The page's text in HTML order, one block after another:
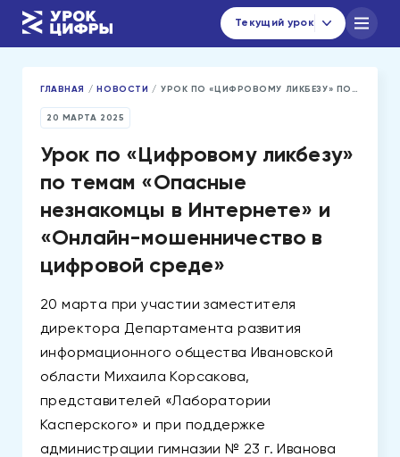
Каталог уроков
Навигатор по материалам
urok@data-economy.ru
Текущий урок
ГЛАВНАЯ / НОВОСТИ / УРОК ПО «ЦИФРОВОМУ ЛИКБЕЗУ» ПО ТЕМАМ «ОПАСНЫЕ НЕЗНАКОМЦЫ В ИНТЕРНЕТЕ» И «ОНЛАЙН-МОШЕННИЧЕСТВО В ЦИФРОВОЙ СРЕДЕ»
20 МАРТА 2025
Урок по «Цифровому ликбезу»
по темам «Опасные
незнакомцы в Интернете» и
«Онлайн-мошенничество в
цифровой среде»
20 марта при участии заместителя
директора Департамента развития
информационного общества Ивановской
области Михаила Корсакова,
представителей «Лаборатории
Касперского» и при поддержке
администрации гимназии № 23 г. Иванова